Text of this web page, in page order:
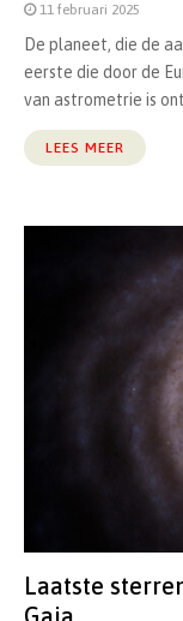
11 februari 2025
De planeet, die de
eerste die door de
van astrometrie is
LEES MEER
Laatste